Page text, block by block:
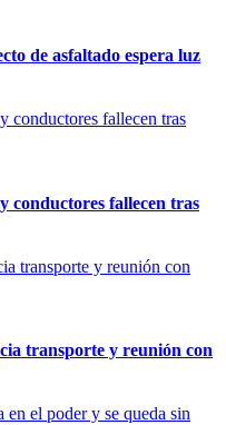
de asfaltado espera luz
conductores fallecen tras
transporte y reunión con